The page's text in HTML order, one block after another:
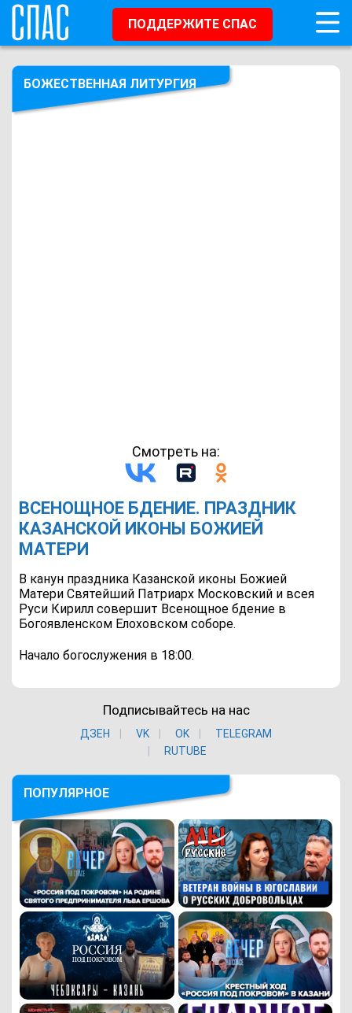
ПОДДЕРЖИТЕ СПАС
БОЖЕСТВЕННАЯ ЛИТУРГИЯ
Смотреть на:
ВСЕНОЩНОЕ БДЕНИЕ. ПРАЗДНИК
КАЗАНСКОЙ ИКОНЫ БОЖИЕЙ
МАТЕРИ
В канун праздника Казанской иконы Божией
Матери Святейший Патриарх Московский и всея
Руси Кирилл совершит Всенощное бдение в
Богоявленском Елоховском соборе.
Начало богослужения в 18:00.
Подписывайтесь на нас
ДЗЕН VK ОK
TELEGRAM
RUTUBE
ПОПУЛЯРНОЕ